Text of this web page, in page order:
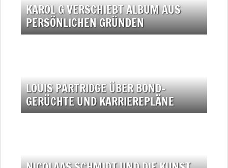
KAROL G VERSCHIEBT ALBUM AUS
PERSÖNLICHEN GRÜNDEN
LOUIS PARTRIDGE ÜBER BOND-
GERÜCHTE UND KARRIEREPLÄNE